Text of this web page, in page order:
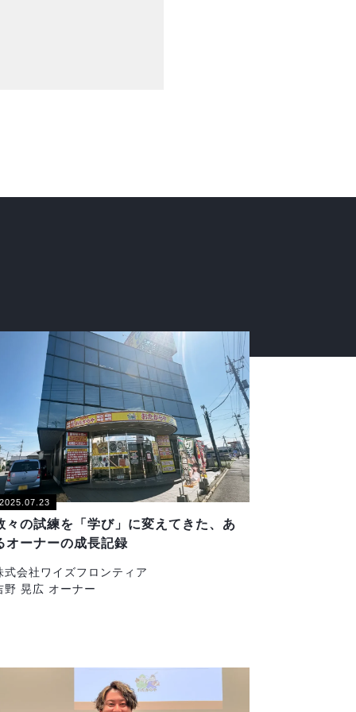
2025.07.23
々の試練を「学び」に変えてきた、あ
オーナーの成長記録
式会社ワイズフロンティア
野 晃広 オーナー